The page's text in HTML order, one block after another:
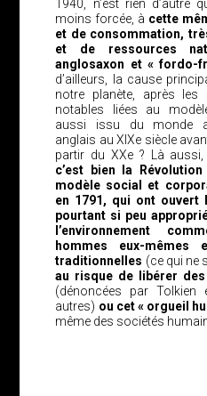
1940, n’est rien d’autre
moins forcée, à cette
et de consommation,
et de ressources
anglosaxon et « fordo-
d’ailleurs, la cause
notre planète, après les
notables liées au
aussi issu du monde
anglais au XIXe siècle
partir du XXe ? Là
c’est bien la
modèle social et
en 1791, qui ont ouvert
pourtant si peu
l’environnement
hommes eux-
traditionnelles (ce qui ne
au risque de libérer
(dénoncées par Tolkien
autres) ou cet « orgueil
même des sociétés